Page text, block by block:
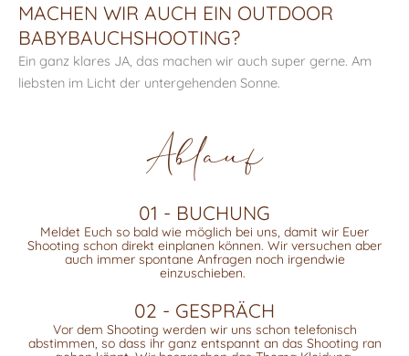
MACHEN WIR AUCH EIN OUTDOOR
BABYBAUCHSHOOTING?
Ein ganz klares JA, das machen wir auch super gerne. Am
liebsten im Licht der untergehenden Sonne.
Ablauf
01 - BUCHUNG
Meldet Euch so bald wie möglich bei uns, damit wir Euer
Shooting schon direkt einplanen können. Wir versuchen aber
auch immer spontane Anfragen noch irgendwie
einzuschieben.
02 - GESPRÄCH
Vor dem Shooting werden wir uns schon telefonisch
abstimmen, so dass ihr ganz entspannt an das Shooting ran